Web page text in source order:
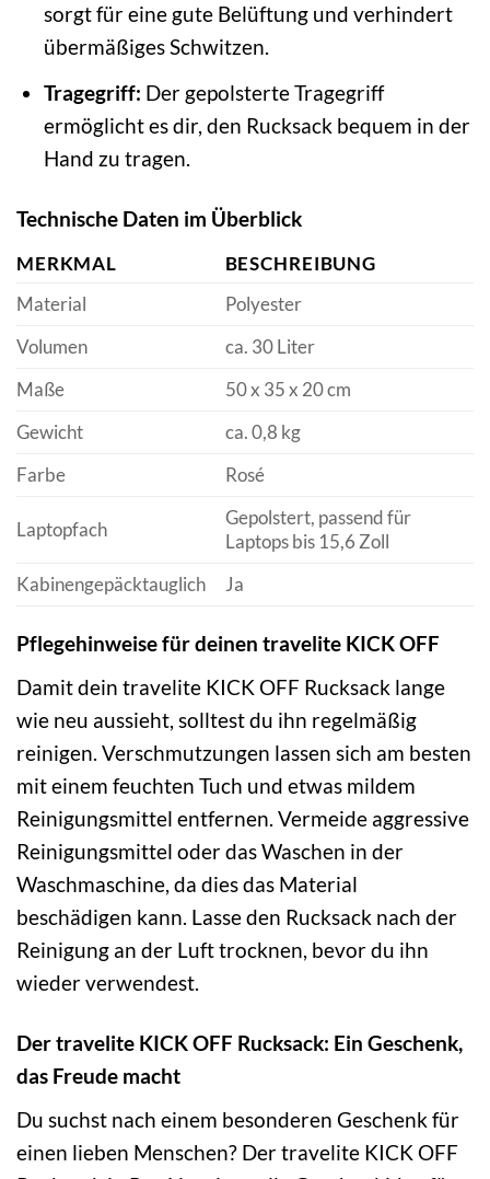
sorgt für eine gute Belüftung und verhindert
übermäßiges Schwitzen.
Tragegriff: Der gepolsterte Tragegriff
ermöglicht es dir, den Rucksack bequem in der
Hand zu tragen.
Technische Daten im Überblick
MERKMAL
BESCHREIBUNG
Material
Polyester
Volumen
ca. 30 Liter
Maße
50 x 35 x 20 cm
Gewicht
ca. 0,8 kg
Farbe
Rosé
Laptopfach
Gepolstert, passend für
Laptops bis 15,6 Zoll
Kabinengepäcktauglich
Ja
Pflegehinweise für deinen travelite KICK OFF
Damit dein travelite KICK OFF Rucksack lange
wie neu aussieht, solltest du ihn regelmäßig
reinigen. Verschmutzungen lassen sich am besten
mit einem feuchten Tuch und etwas mildem
Reinigungsmittel entfernen. Vermeide aggressive
Reinigungsmittel oder das Waschen in der
Waschmaschine, da dies das Material
beschädigen kann. Lasse den Rucksack nach der
Reinigung an der Luft trocknen, bevor du ihn
wieder verwendest.
Der travelite KICK OFF Rucksack: Ein Geschenk,
das Freude macht
Du suchst nach einem besonderen Geschenk für
einen lieben Menschen? Der travelite KICK OFF